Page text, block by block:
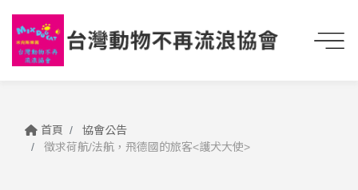
首頁
協會公告
徵求荷航/法航，飛德國的旅客<護犬大使>